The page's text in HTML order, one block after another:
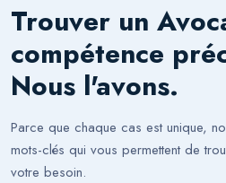
Trouver un
compétence
Nous l'avons.
Parce que chaque cas est unique,
mots-clés qui vous permettent de
votre besoin.